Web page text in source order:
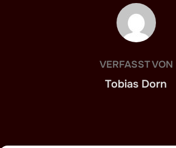
BEITRAGSAUTOR
VERFASST VON
Tobias Dorn